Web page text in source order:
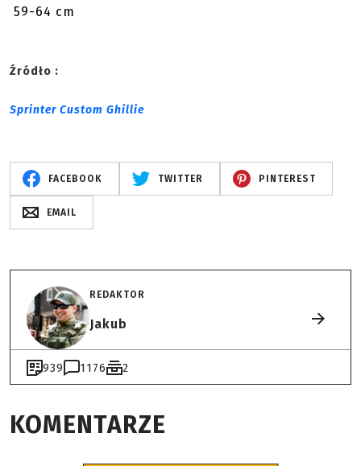
59-64 cm
Źródło :
Sprinter Custom Ghillie
FACEBOOK TWITTER PINTEREST
EMAIL
REDAKTOR
Jakub
939 1176 2
KOMENTARZE